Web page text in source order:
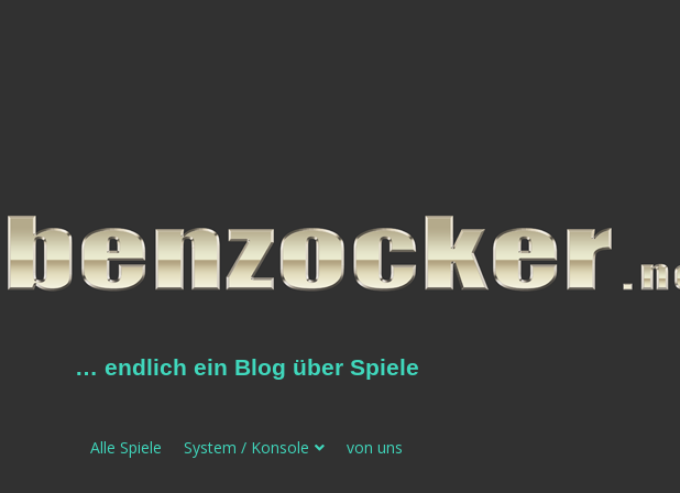
… endlich ein Blog über Spiele
Alle Spiele System / Konsole von uns